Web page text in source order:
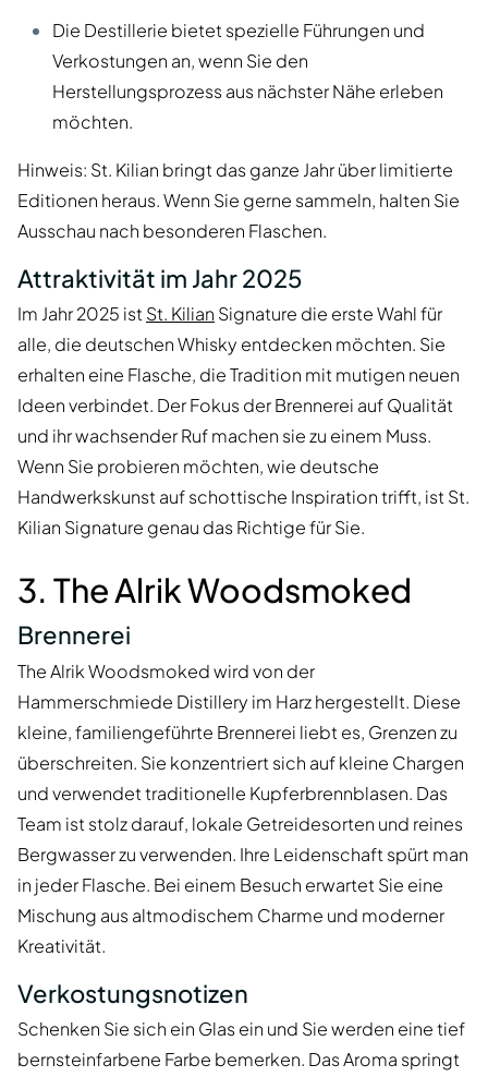
Die Destillerie bietet spezielle Führungen und
Verkostungen an, wenn Sie den
Herstellungsprozess aus nächster Nähe erleben
möchten.
Hinweis: St. Kilian bringt das ganze Jahr über limitierte
Editionen heraus. Wenn Sie gerne sammeln, halten Sie
Ausschau nach besonderen Flaschen.
Attraktivität im Jahr 2025
Im Jahr 2025 istSt. Kilian Signature die erste Wahl für
alle, die deutschen Whisky entdecken möchten. Sie
erhalten eine Flasche, die Tradition mit mutigen neuen
Ideen verbindet. Der Fokus der Brennerei auf Qualität
und ihr wachsender Ruf machen sie zu einem Muss.
Wenn Sie probieren möchten, wie deutsche
Handwerkskunst auf schottische Inspiration trifft, ist St.
Kilian Signature genau das Richtige für Sie.
3. The Alrik Woodsmoked
Brennerei
The Alrik Woodsmoked wird von der
Hammerschmiede Distillery im Harz hergestellt. Diese
kleine, familiengeführte Brennerei liebt es, Grenzen zu
überschreiten. Sie konzentriert sich auf kleine Chargen
und verwendet traditionelle Kupferbrennblasen. Das
Team ist stolz darauf, lokale Getreidesorten und reines
Bergwasser zu verwenden. Ihre Leidenschaft spürt man
in jeder Flasche. Bei einem Besuch erwartet Sie eine
Mischung aus altmodischem Charme und moderner
Kreativität.
Verkostungsnotizen
Schenken Sie sich ein Glas ein und Sie werden eine tief
bernsteinfarbene Farbe bemerken. Das Aroma springt